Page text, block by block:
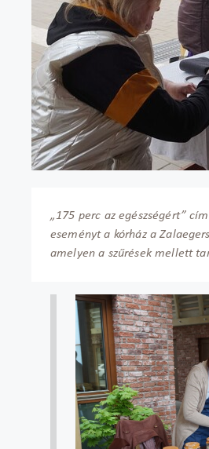
„175 perc az egészségért”
eseményt a kórház a
amelyen a szűrések mellett